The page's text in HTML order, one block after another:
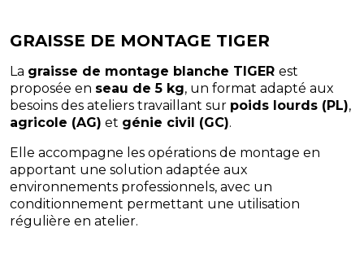
GRAISSE DE MONTAGE TIGER
La graisse de montage blanche TIGER est
proposée en seau de 5 kg, un format adapté aux
besoins des ateliers travaillant sur poids lourds (PL),
agricole (AG) et génie civil (GC).
Elle accompagne les opérations de montage en
apportant une solution adaptée aux
environnements professionnels, avec un
conditionnement permettant une utilisation
régulière en atelier.